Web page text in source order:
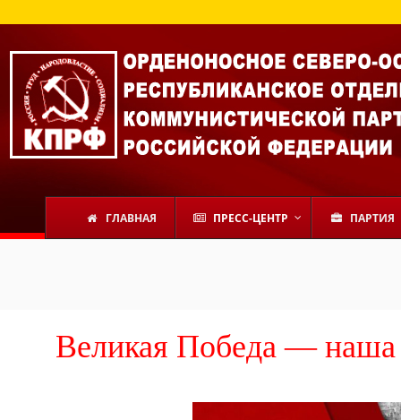
ГЛАВНАЯ ПРЕСС-ЦЕНТР ПАРТИЯ
Великая Победа — наша